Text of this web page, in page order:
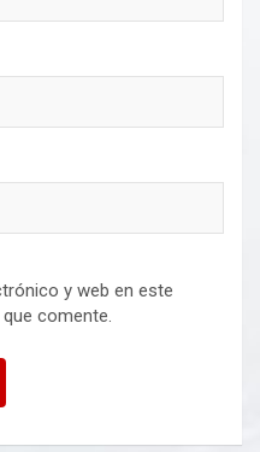
y web en este
comente.